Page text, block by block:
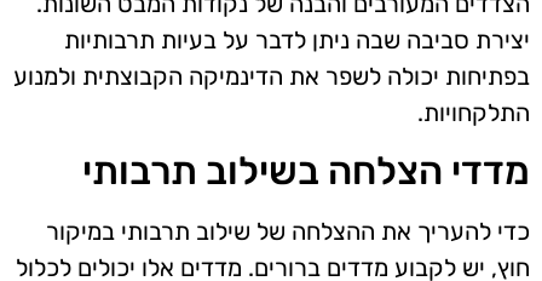
יצירת סביבה שבה ניתן לדבר על בעיות תרבותיות
בפתיחות יכולה לשפר את הדינמיקה הקבוצתית ולמנוע
התלקחויות.
מדדי הצלחה בשילוב תרבותי
כדי להעריך את ההצלחה של שילוב תרבותי במיקור
חוץ, יש לקבוע מדדים ברורים. מדדים אלו יכולים לכלול